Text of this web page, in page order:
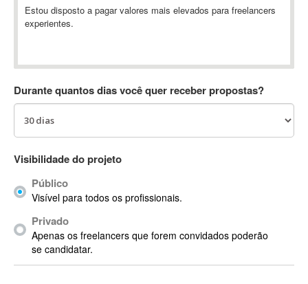
AC Drives
AC3
ACID Pro
ACPI
ACT
Actian
Actimize
ActionScript
ActionScript 3
Estou disposto a pagar valores mais elevados para freelancers
experientes.
Durante quantos dias você quer receber propostas?
Visibilidade do projeto
Público
Visível para todos os profissionais.
Privado
Apenas os freelancers que forem convidados poderão
se candidatar.